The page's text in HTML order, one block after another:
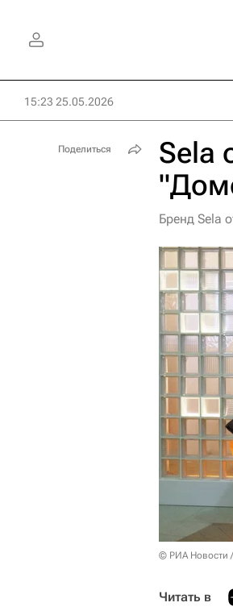
15:23 25.05.2026
Sela
Бренд Sela
© РИА Новости /
Читать в
Поделиться